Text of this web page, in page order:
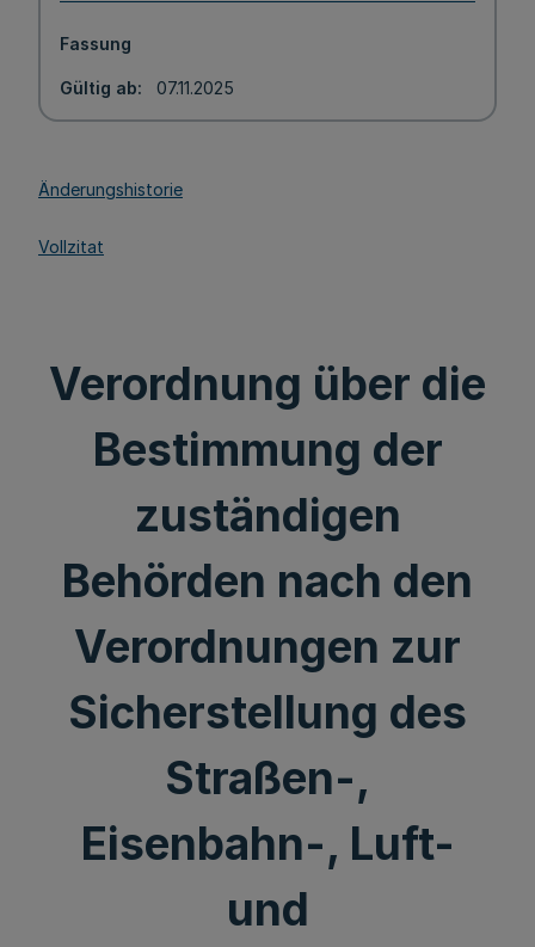
Fassung
Gültig ab 07.11.2025
Änderungshistorie
Vollzitat
Verordnung über die
Bestimmung der
zuständigen
Behörden nach den
Verordnungen zur
Sicherstellung des
Straßen-,
Eisenbahn-, Luft-
und